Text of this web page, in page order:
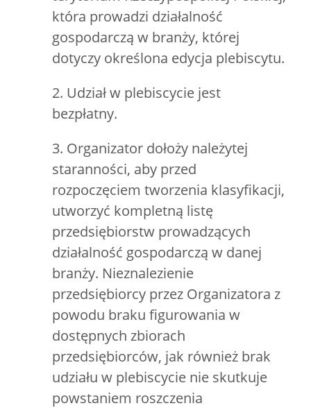
która prowadzi działalność
gospodarczą w branży, której
dotyczy określona edycja plebiscytu.
2. Udział w plebiscycie jest
bezpłatny.
3. Organizator dołoży należytej
staranności, aby przed
rozpoczęciem tworzenia klasyfikacji,
utworzyć kompletną listę
przedsiębiorstw prowadzących
działalność gospodarczą w danej
branży. Nieznalezienie
przedsiębiorcy przez Organizatora z
powodu braku figurowania w
dostępnych zbiorach
przedsiębiorców, jak również brak
udziału w plebiscycie nie skutkuje
powstaniem roszczenia